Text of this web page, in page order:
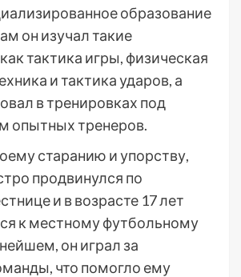
образование
он изучал такие
тактика игры, физическая
и тактика ударов, а
в тренировках под
опытных тренеров.
старанию и упорству,
продвинулся по
и в возрасте 17 лет
к местному футбольному
он играл за
что помогло ему